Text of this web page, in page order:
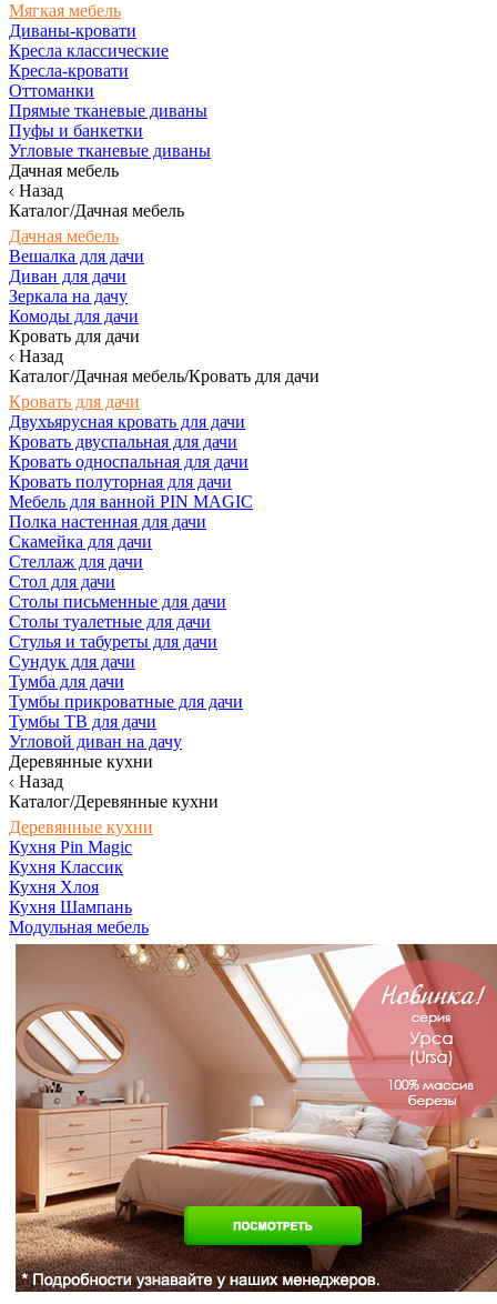
Мягкая мебель
Диваны-кровати
Кресла классические
Кресла-кровати
Оттоманки
Прямые тканевые диваны
Пуфы и банкетки
Угловые тканевые диваны
Дачная мебель
Назад
Каталог/Дачная мебель
Дачная мебель
Вешалка для дачи
Диван для дачи
Зеркала на дачу
Комоды для дачи
Кровать для дачи
Назад
Каталог/Дачная мебель/Кровать для дачи
Кровать для дачи
Двухъярусная кровать для дачи
Кровать двуспальная для дачи
Кровать односпальная для дачи
Кровать полуторная для дачи
Мебель для ванной PIN MAGIC
Полка настенная для дачи
Скамейка для дачи
Стеллаж для дачи
Стол для дачи
Столы письменные для дачи
Столы туалетные для дачи
Стулья и табуреты для дачи
Сундук для дачи
Тумба для дачи
Тумбы прикроватные для дачи
Тумбы ТВ для дачи
Угловой диван на дачу
Деревянные кухни
Назад
Каталог/Деревянные кухни
Деревянные кухни
Кухня Pin Magic
Кухня Классик
Кухня Хлоя
Кухня Шампань
Модульная мебель